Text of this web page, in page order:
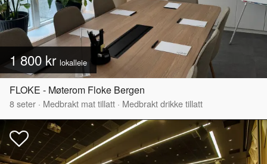
1 800 kr lokalleie
FLOKE - Møterom Floke Bergen
8seter · Medbrakt mat tillatt · Medbrakt drikke tillatt